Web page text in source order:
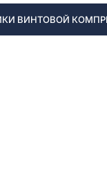
ВИНТОВОЙ